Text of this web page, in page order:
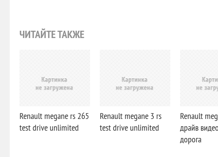
ЧИТАЙТЕ ТАКЖЕ
Renault megane rs 265
test drive unlimited
Renault megane 3 rs
test drive unlimited
Renault
драйв
дорога